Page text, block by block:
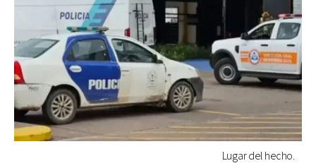
Lugar del hecho.